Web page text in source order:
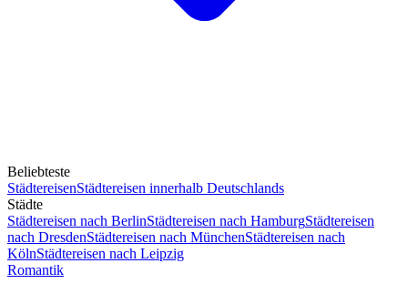
Beliebteste
StädtereisenStädtereisen innerhalb Deutschlands
Städte
Städtereisen nach BerlinStädtereisen nach HamburgStädtereisen
nach DresdenStädtereisen nach MünchenStädtereisen nach
KölnStädtereisen nach Leipzig
Romantik